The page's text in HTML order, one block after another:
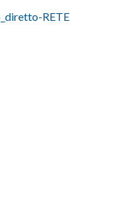
RETE